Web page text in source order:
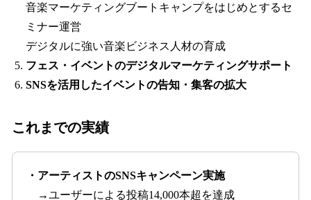
音楽マーケティングブートキャンプをはじめとするセ
ミナー運営
デジタルに強い音楽ビジネス人材の育成
フェス・イベントのデジタルマーケティングサポート
SNSを活用したイベントの告知・集客の拡大
これまでの実績
・アーティストのSNSキャンペーン実施
→ユーザーによる投稿14,000本超を達成